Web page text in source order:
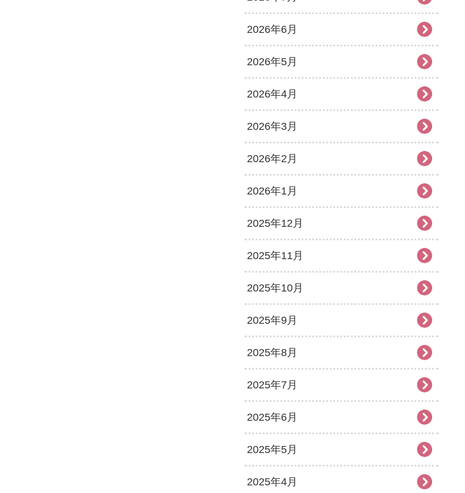
2026年6月
2026年5月
2026年4月
2026年3月
2026年2月
2026年1月
2025年12月
2025年11月
2025年10月
2025年9月
2025年8月
2025年7月
2025年6月
2025年5月
2025年4月